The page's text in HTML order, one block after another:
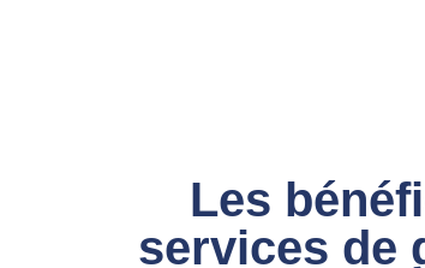
Les
services de